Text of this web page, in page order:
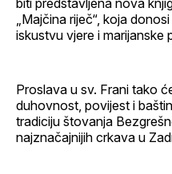
biti predstavljena nova
„Majčina riječ“, koja
iskustvu vjere i marijanske
Proslava u sv. Frani tako
duhovnost, povijest i
tradiciju štovanja
najznačajnijih crkava u